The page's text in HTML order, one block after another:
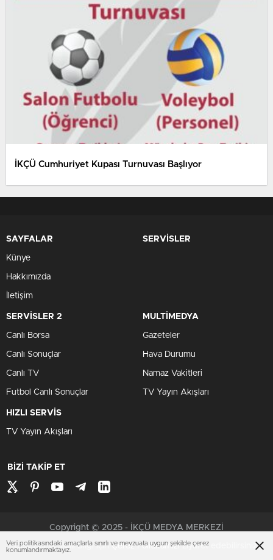
İKÇÜ Cumhuriyet Kupası Turnuvası Başlıyor
SAYFALAR
Künye
Hakkımızda
İletişim
SERVİSLER
SERVİSLER 2
Canlı Borsa
Canlı Sonuçlar
Canlı TV
Futbol Canlı Sonuçlar
MULTİMEDYA
Gazeteler
Hava Durumu
Namaz Vakitleri
TV Yayın Akışları
HIZLI SERVİS
TV Yayın Akışları
BİZİ TAKİP ET
Copyright © 2025 - İKÇÜ MEDYA MERKEZİ
Çerezler ile ilgili bilgi içinÇerez Politikamızıziyaret edebilirsiniz.
Veri politikasındaki amaçlarla sınırlı ve mevzuata uygun şekilde çerez
konumlandırmaktayız.